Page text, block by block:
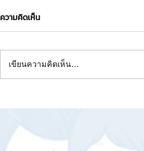
รวมเว็บขายภาพออนไลน์
ความคิดเห็น
เขียนความคิดเห็น…